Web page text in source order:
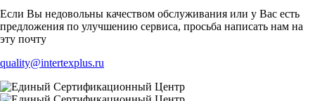
Если Вы недовольны качеством обслуживания или у Вас есть
предложения по улучшению сервиса, просьба написать нам на
эту почту
quality@intertexplus.ru